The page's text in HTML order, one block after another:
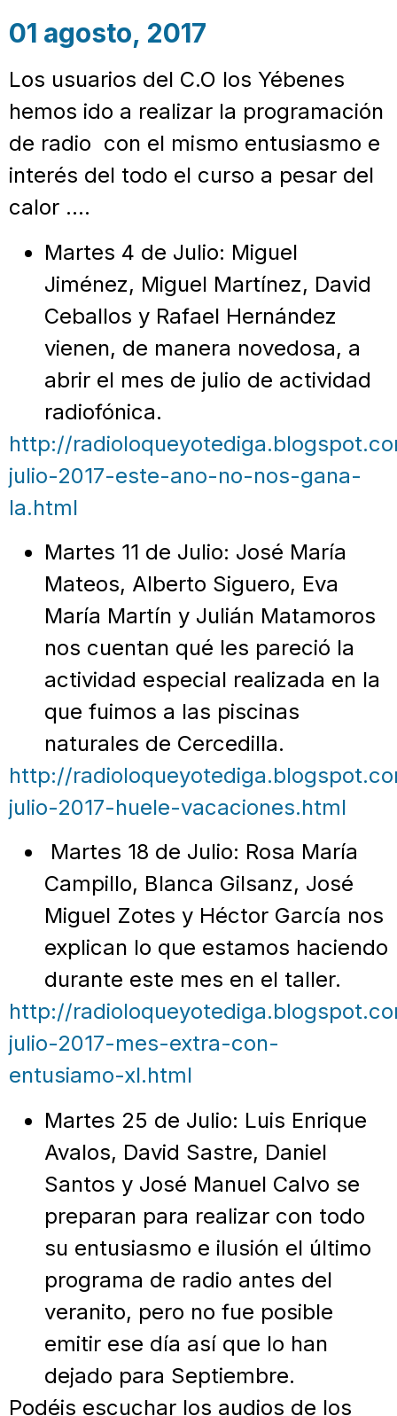
01 agosto, 2017
Los usuarios del C.O los Yébenes
hemos ido a realizar la programación
de radio con el mismo entusiasmo e
interés del todo el curso a pesar del
calor ….
Martes 4 de Julio: Miguel
Jiménez, Miguel Martínez, David
Ceballos y Rafael Hernández
vienen, de manera novedosa, a
abrir el mes de julio de actividad
radiofónica.
http://
julio-2017-este-ano-no-nos-gana-
la.html
Martes 11 de Julio: José María
Mateos, Alberto Siguero, Eva
María Martín y Julián Matamoros
nos cuentan qué les pareció la
actividad especial realizada en la
que fuimos a las piscinas
naturales de Cercedilla.
http://
julio-2017-huele-vacaciones.html
Martes 18 de Julio: Rosa María
Campillo, Blanca Gilsanz, José
Miguel Zotes y Héctor García nos
explican lo que estamos haciendo
durante este mes en el taller.
http://
julio-2017-mes-extra-con-
entusiamo-xl.html
Martes 25 de Julio: Luis Enrique
Avalos, David Sastre, Daniel
Santos y José Manuel Calvo se
preparan para realizar con todo
su entusiasmo e ilusión el último
programa de radio antes del
veranito, pero no fue posible
emitir ese día así que lo han
dejado para Septiembre.
Podéis escuchar los audios de los